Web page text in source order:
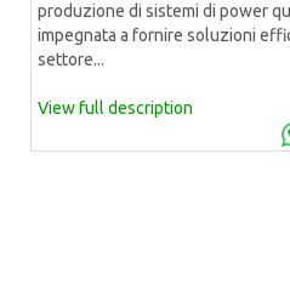
produzione di sistemi di power
impegnata a fornire soluzioni
settore...
View full description